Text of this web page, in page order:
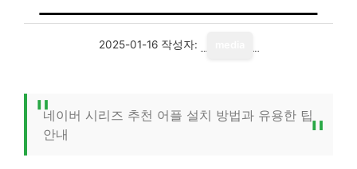
2025-01-16 작성자:
네이버 시리즈 추천 어플 설치 방법과 유용한 팁
안내